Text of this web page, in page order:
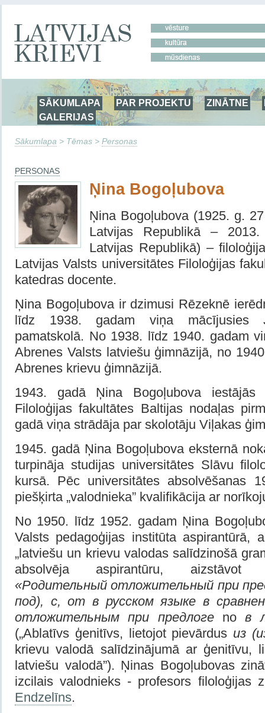
SĀKUMLAPA PAR PROJEKTU ZINĀTNE
GALERIJAS
Sākumlapa > Tēmas > Personas
PERSONAS
Ņina Bogoļubova
Ņina Bogoļubova (1925. g.
Latvijas Republikā –
Latvijas Republikā) –
Latvijas Valsts universitātes Filoloģijas
katedras docente.
Ņina Bogoļubova ir dzimusi Rēzeknē
līdz 1938. gadam viņa mācījusies
pamatskolā. No 1938. līdz 1940. gadam
Abrenes Valsts latviešu ģimnāzijā, no
Abrenes krievu ģimnāzijā.
1943. gadā Ņina Bogoļubova iestājās
Filoloģijas fakultātes Baltijas nodaļas
gadā viņa strādāja par skolotāju Viļakas
1945. gadā Ņina Bogoļubova eksternā
turpināja studijas universitātes Slāvu
kursā. Pēc universitātes absolvēšanas
piešķirta „valodnieka” kvalifikācija ar
No 1950. līdz 1952. gadam Ņina
Valsts pedagoģijas institūta aspirantūrā,
„latviešu un krievu valodas salīdzinošā
absolvēja aspirantūru, aizstāvot
«Родительный отложительный при
под), с, от в русском языке в
отложительным при предлоге
no в
(„Ablatīvs ģenitīvs, lietojot pievārdus из
krievu valodā salīdzinājumā ar ģenitīvu,
latviešu valodā”). Ņinas Bogoļubovas
izcilais valodnieks - profesors filoloģijas
Endzelīns.